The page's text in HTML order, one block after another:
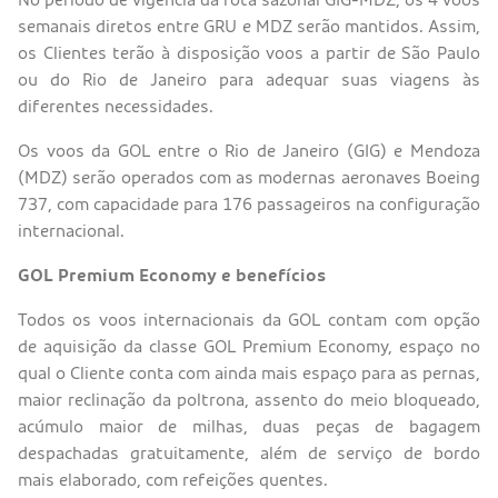
semanais diretos entre GRU e MDZ serão mantidos. Assim,
os Clientes terão à disposição voos a partir de São Paulo
ou do Rio de Janeiro para adequar suas viagens às
diferentes necessidades.
Os voos da GOL entre o Rio de Janeiro (GIG) e Mendoza
(MDZ) serão operados com as modernas aeronaves Boeing
737, com capacidade para 176 passageiros na configuração
internacional.
GOL Premium Economy e benefícios
Todos os voos internacionais da GOL contam com opção
de aquisição da classe GOL Premium Economy, espaço no
qual o Cliente conta com ainda mais espaço para as pernas,
maior reclinação da poltrona, assento do meio bloqueado,
acúmulo maior de milhas, duas peças de bagagem
despachadas gratuitamente, além de serviço de bordo
mais elaborado, com refeições quentes.